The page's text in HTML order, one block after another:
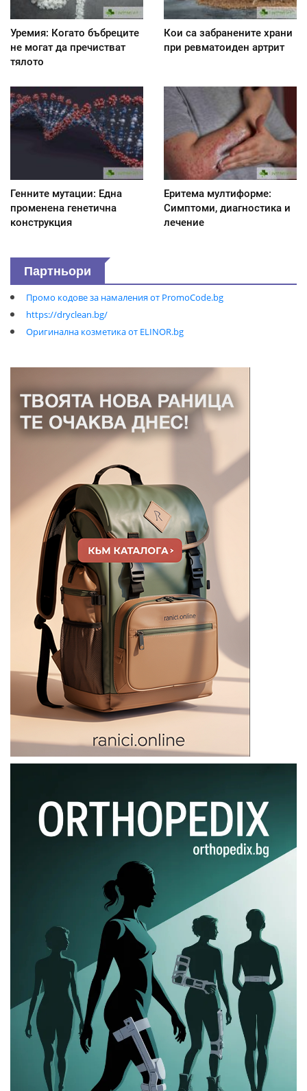
Уремия: Когато бъбреците
не могат да пречистват
тялото
Кои са забранените храни
при ревматоиден артрит
Генните мутации: Една
променена генетична
конструкция
Еритема мултиформе:
Симптоми, диагностика и
лечение
Партньори
Промо кодове за намаления от PromoCode.bg
https://dryclean.bg/
Оригинална козметика от ELINOR.bg